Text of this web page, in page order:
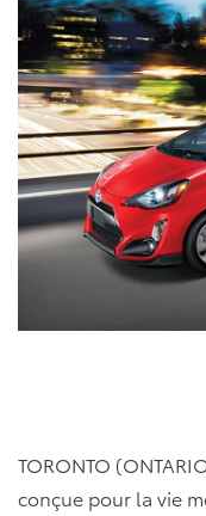
TORONTO
conçue pour la vie